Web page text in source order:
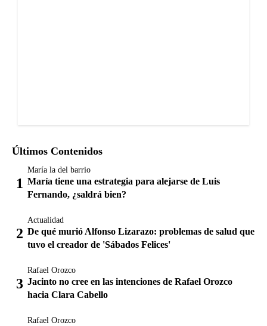
Últimos Contenidos
María la del barrio
María tiene una estrategia para alejarse de Luis
Fernando, ¿saldrá bien?
Actualidad
De qué murió Alfonso Lizarazo: problemas de salud que
tuvo el creador de 'Sábados Felices'
Rafael Orozco
Jacinto no cree en las intenciones de Rafael Orozco
hacia Clara Cabello
Rafael Orozco